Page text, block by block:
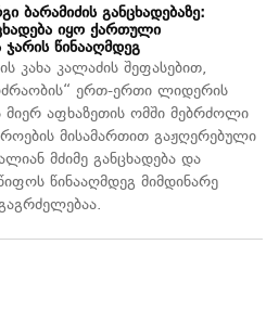
ბარამიძის განცხადებაზე:
იყო ქართული
წინააღმდეგ
კახა კალაძის შეფასებით,
ერთ-ერთი ლიდერის
მიერ აფხაზეთის ომში მებრძოლი
მისამართით გაჟღერებული
მძიმე განცხადება და
წინააღმდეგ მიმდინარე